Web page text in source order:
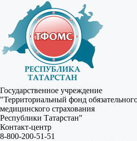
Государственное учреждение
"Территориальный фонд
медицинского страхования
Республики Татарстан"
Контакт-центр
8-800-200-51-51